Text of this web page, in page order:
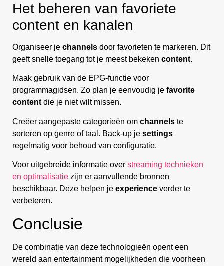
Het beheren van favoriete
content en kanalen
Organiseer je channels door favorieten te markeren. Dit
geeft snelle toegang tot je meest bekeken content.
Maak gebruik van de EPG-functie voor
programmagidsen. Zo plan je eenvoudig je favorite
contentdie je niet wilt missen.
Creëer aangepaste categorieën om channels te
sorteren op genre of taal. Back-up je settings
regelmatig voor behoud van configuratie.
Voor uitgebreide informatie over streaming technieken
en optimalisatie zijn er aanvullende bronnen
beschikbaar. Deze helpen je experience verder te
verbeteren.
Conclusie
De combinatie van deze technologieën opent een
wereld aan entertainment mogelijkheden die voorheen